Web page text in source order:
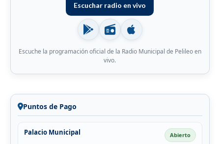
Escuchar radio en vivo
Escuche la programación oficial de la Radio Municipal de Pelileo en
vivo.
Puntos de Pago
Palacio Municipal Abierto